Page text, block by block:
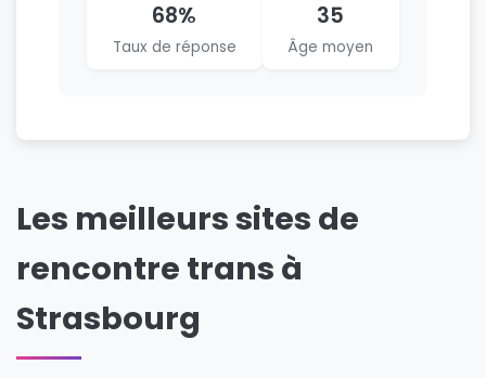
68%
Taux de réponse
35
Âge moyen
Les meilleurs sites de
rencontre trans à
Strasbourg